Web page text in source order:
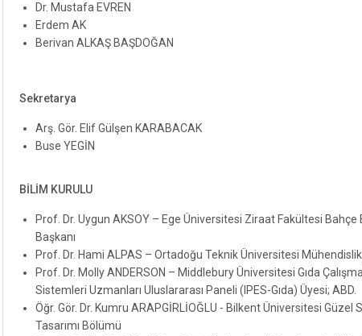
Dr. Mustafa EVREN
Erdem AK
Berivan ALKAŞ BAŞDOĞAN
Sekretarya
Arş. Gör. Elif Gülşen KARABACAK
Buse YEGİN
BİLİM KURULU
Prof. Dr. Uygun AKSOY – Ege Üniversitesi Ziraat Fakültesi
Başkanı
Prof. Dr. Hami ALPAS – Ortadoğu Teknik Üniversitesi
Prof. Dr. Molly ANDERSON – Middlebury Üniversitesi Gıda
Sistemleri Uzmanları Uluslararası Paneli (IPES-Gıda) Üyesi; ABD.
Öğr. Gör. Dr. Kumru ARAPGİRLİOĞLU - Bilkent Üniversitesi
Tasarımı Bölümü